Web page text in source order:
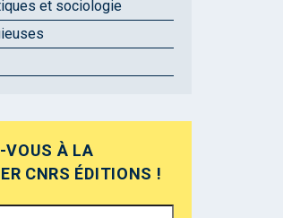
et sociologie
VOUS À LA
CNRS ÉDITIONS !